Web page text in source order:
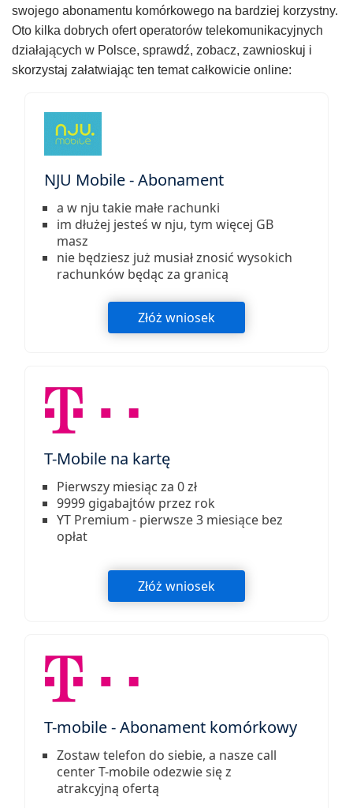
swojego abonamentu komórkowego na bardziej korzystny.
Oto kilka dobrych ofert operatorów telekomunikacyjnych
działających w Polsce, sprawdź, zobacz, zawnioskuj i
skorzystaj załatwiając ten temat całkowicie online:
NJU Mobile - Abonament
a w nju takie małe rachunki
im dłużej jesteś w nju, tym więcej GB
masz
nie będziesz już musiał znosić wysokich
rachunków będąc za granicą
Złóż wniosek
T-Mobile na kartę
Pierwszy miesiąc za 0 zł
9999 gigabajtów przez rok
YT Premium - pierwsze 3 miesiące bez
opłat
Złóż wniosek
T-mobile - Abonament komórkowy
Zostaw telefon do siebie, a nasze call
center T-mobile odezwie się z
atrakcyjną ofertą